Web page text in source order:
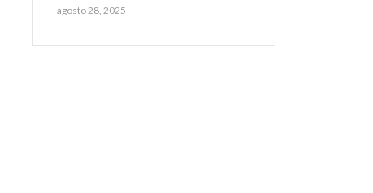
agosto 28, 2025